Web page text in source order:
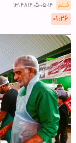
فیلم ۱۴۰۵-۰۵-۱۴ ۱۳:۴۸
۰۱:۲۶